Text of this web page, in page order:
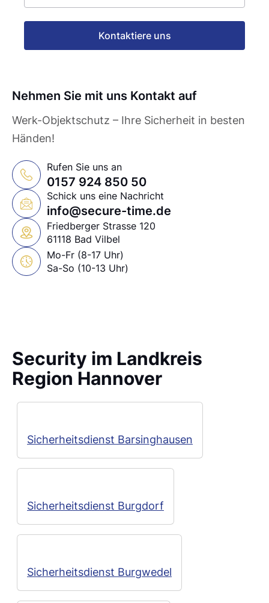
Nehmen Sie mit uns Kontakt auf
Werk-Objektschutz – Ihre Sicherheit in besten
Händen!
Rufen Sie uns an
0157 924 850 50
Schick uns eine Nachricht
info@secure-time.de
Friedberger Strasse 120
61118 Bad Vilbel
Mo-Fr (8-17 Uhr)
Sa-So (10-13 Uhr)
Kontaktiere uns
Security im Landkreis
Region Hannover
Sicherheitsdienst Barsinghausen
Sicherheitsdienst Burgdorf
Sicherheitsdienst Burgwedel